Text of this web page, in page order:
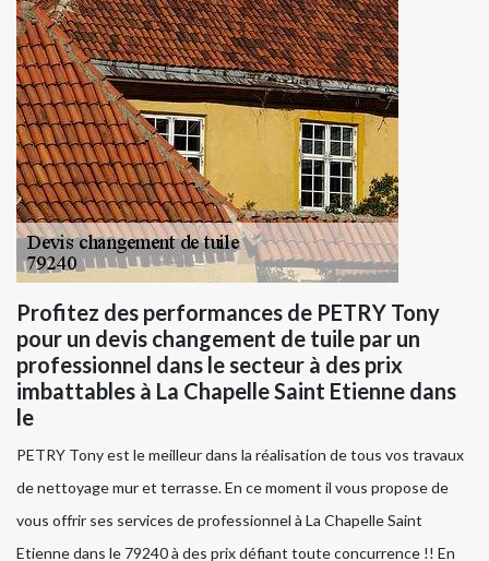
Profitez des performances de PETRY Tony
pour un devis changement de tuile par un
professionnel dans le secteur à des prix
imbattables à La Chapelle Saint Etienne dans
le
PETRY Tony est le meilleur dans la réalisation de tous vos travaux
de nettoyage mur et terrasse. En ce moment il vous propose de
vous offrir ses services de professionnel à La Chapelle Saint
Etienne dans le 79240 à des prix défiant toute concurrence !! En